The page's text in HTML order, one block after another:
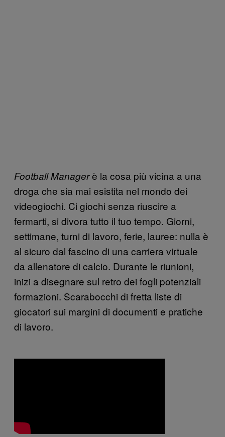
Football Managerè la cosa più vicina a una
droga che sia mai esistita nel mondo dei
videogiochi. Ci giochi senza riuscire a
fermarti, si divora tutto il tuo tempo. Giorni,
settimane, turni di lavoro, ferie, lauree: nulla è
al sicuro dal fascino di una carriera virtuale
da allenatore di calcio. Durante le riunioni,
inizi a disegnare sul retro dei fogli potenziali
formazioni. Scarabocchi di fretta liste di
giocatori sui margini di documenti e pratiche
di lavoro.